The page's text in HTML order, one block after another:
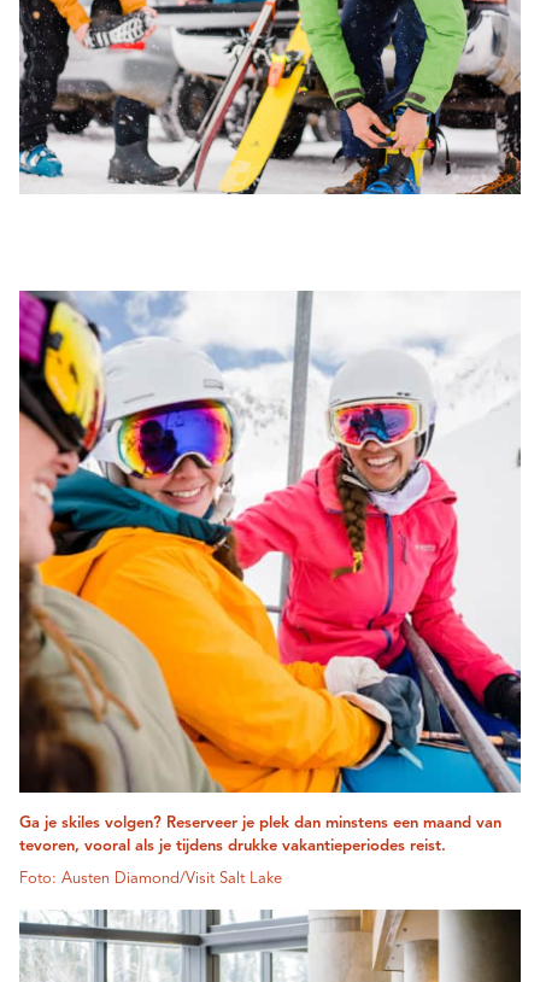
Ga je skiles volgen? Reserveer je plek dan minstens een maand van
tevoren, vooral als je tijdens drukke vakantieperiodes reist.
Foto: Austen Diamond/Visit Salt Lake